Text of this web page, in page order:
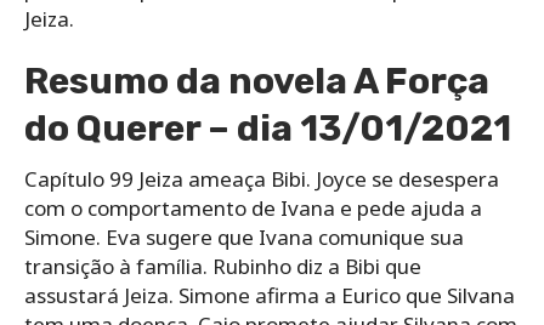
Jeiza.
Resumo da novela A Força
do Querer – dia 13/01/2021
Capítulo 99 Jeiza ameaça Bibi. Joyce se desespera
com o comportamento de Ivana e pede ajuda a
Simone. Eva sugere que Ivana comunique sua
transição à família. Rubinho diz a Bibi que
assustará Jeiza. Simone afirma a Eurico que Silvana